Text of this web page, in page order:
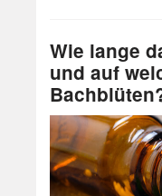
Wie lange
und auf